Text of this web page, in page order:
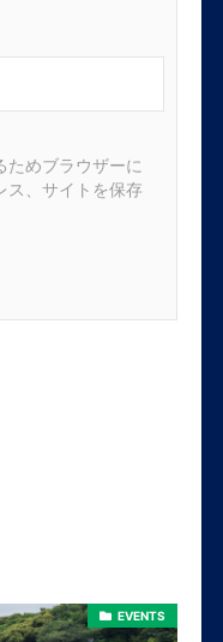
ためブラウザーに
ス、サイトを保存
EVENTS